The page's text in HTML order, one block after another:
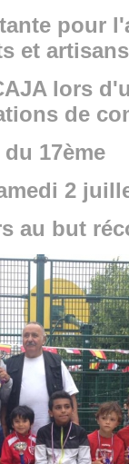
pour
et
lors
de
17ème
2
au but